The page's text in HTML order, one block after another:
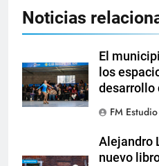
Noticias
El
los
desarrollo
FM
Alejandro
nuevo